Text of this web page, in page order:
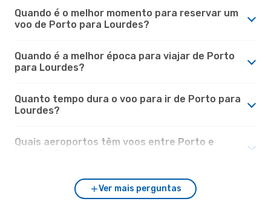
Quando é o melhor momento para reservar um
voo de Porto para Lourdes?
Quando é a melhor época para viajar de Porto
para Lourdes?
Quanto tempo dura o voo para ir de Porto para
Lourdes?
Quais aeroportos têm voos entre Porto e
Ver mais perguntas